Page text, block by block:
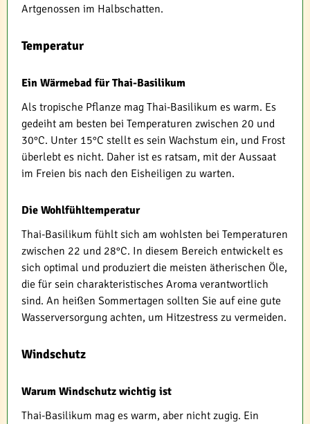
Artgenossen im Halbschatten.
Temperatur
Ein Wärmebad für Thai-Basilikum
Als tropische Pflanze mag Thai-Basilikum es warm. Es
gedeiht am besten bei Temperaturen zwischen 20 und
30°C. Unter 15°C stellt es sein Wachstum ein, und Frost
überlebt es nicht. Daher ist es ratsam, mit der Aussaat
im Freien bis nach den Eisheiligen zu warten.
Die Wohlfühltemperatur
Thai-Basilikum fühlt sich am wohlsten bei Temperaturen
zwischen 22 und 28°C. In diesem Bereich entwickelt es
sich optimal und produziert die meisten ätherischen Öle,
die für sein charakteristisches Aroma verantwortlich
sind. An heißen Sommertagen sollten Sie auf eine gute
Wasserversorgung achten, um Hitzestress zu vermeiden.
Windschutz
Warum Windschutz wichtig ist
Thai-Basilikum mag es warm, aber nicht zugig. Ein